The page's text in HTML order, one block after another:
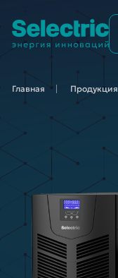
Главная Продукция